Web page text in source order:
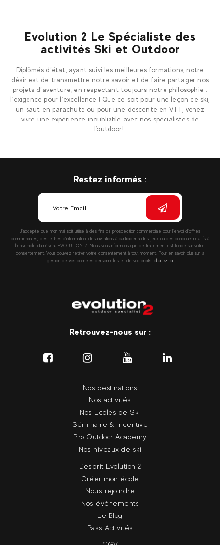
Evolution 2 Le Spécialiste des
activités Ski et Outdoor
Diplômés d’état, ayant suivi les meilleures formations, notre
désir est de transmettre notre savoir et de faire partager nos
projets d’aventure, en respectant toujours notre philosophie :
l’exigence pour l’excellence ! Que ce soit pour une leçon de ski,
un saut en parachute ou pour une descente en VTT, venez
vivre une expérience inoubliable avec nos spécialistes de
l'outdoor!
Restez informés :
J’accepte que mon mail soit utilisé à des fins de prospection commerciale pour l’envoi d’offres
commerciales, des lettres d’information, des invitations à participer à des jeux ou des concours relatifs à
l’ensemble du réseau EVOLUTION 2. Nous vous informons que ce traitement est fondé sur votre
consentement. Vous pouvez retirer votre consentement à tout moment. Pour en savoir plus sur la
gestion de vos données personnelles et de vos droits :cliquez ici
Retrouvez-nous sur :
Nos destinations
Nos activités
Nos Ecoles de Ski
Séminaire & Incentive
Pro Outdoor Academy
Nos niveaux de ski
L'esprit Evolution 2
Créer mon école
Nous rejoindre
Nos évènements
Le Blog
Pass Activités